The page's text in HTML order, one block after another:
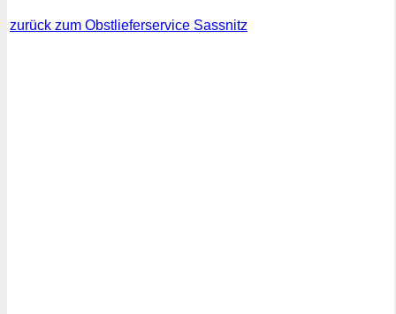
zurück zum Obstlieferservice Sassnitz